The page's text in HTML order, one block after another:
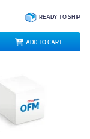
READY TO SHIP
ADD TO CART